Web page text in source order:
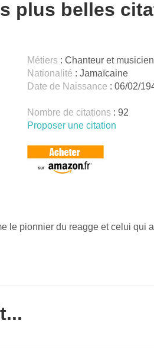
plus belles
Métiers : Chanteur et musicien
Nationalité : Jamaïcaine
Date de Naissance : 06/02/
Nombre de citations : 92
Proposer une citation
le pionnier du reagge et celui qui